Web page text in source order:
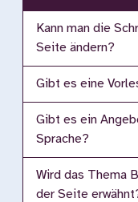
Kann man die
Seite ändern?
Gibt es eine
Gibt es ein
Sprache?
Wird das Thema
der Seite